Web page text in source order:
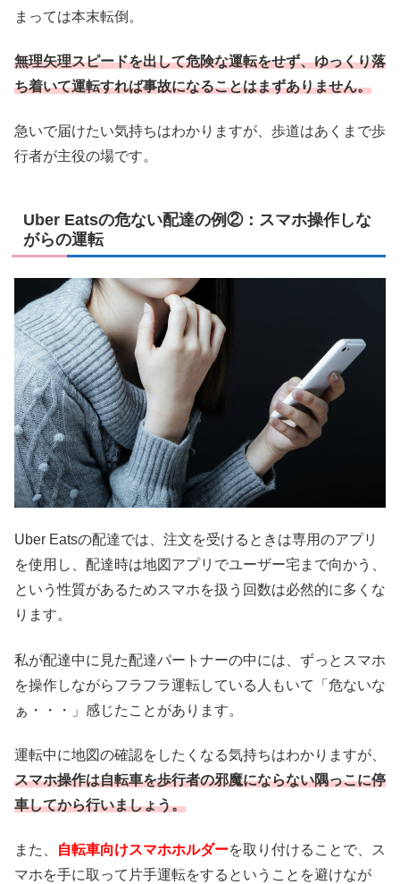
まっては本末転倒。
無理矢理スピードを出して危険な運転をせず、ゆっくり落
ち着いて運転すれば事故になることはまずありません。
急いで届けたい気持ちはわかりますが、歩道はあくまで歩
行者が主役の場です。
Uber Eatsの危ない配達の例②：スマホ操作しな
がらの運転
Uber Eatsの配達では、注文を受けるときは専用のアプリ
を使用し、配達時は地図アプリでユーザー宅まで向かう、
という性質があるためスマホを扱う回数は必然的に多くな
ります。
私が配達中に見た配達パートナーの中には、ずっとスマホ
を操作しながらフラフラ運転している人もいて「危ないな
ぁ・・・」感じたことがあります。
運転中に地図の確認をしたくなる気持ちはわかりますが、
スマホ操作は自転車を歩行者の邪魔にならない隅っこに停
車してから行いましょう。
また、 自転車向けスマホホルダーを取り付けることで、ス
マホを手に取って片手運転をするということを避けなが